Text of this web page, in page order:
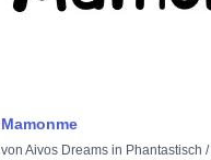
Mamonme
von Aivos Dreamsin Phantastisch /